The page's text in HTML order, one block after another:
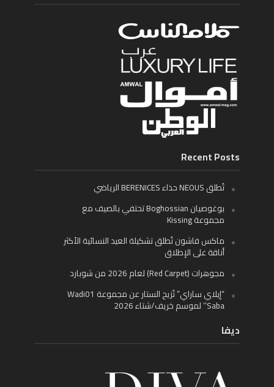
Recent Posts
تُطلق NEOUS حذاء BERENICES الرياضي
بوغوصيان Boghossian تحتفي بالصيف مع
مجموعة Kissing
ماكس فاشون تُطلق تشكيلة العيد النسائية الأكثر
أناقة على الإطلاق
مجوهرات (Red Carpet) لعام 2026 من شوبارد
“إيلاي ساراي” تُزيح الستار عن مجموعة Wadi01
‘Saba’ لموسم خريف/شتاء 2026
ديفا